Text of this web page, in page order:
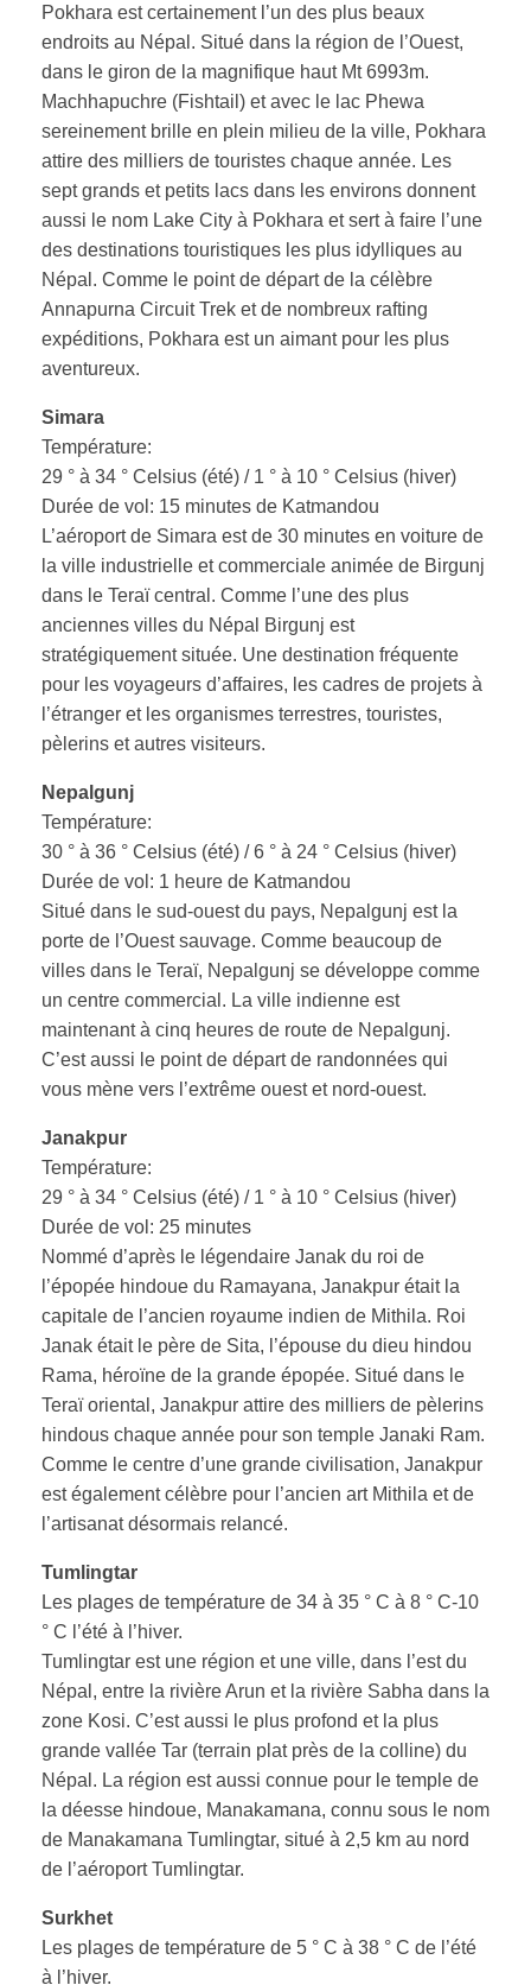
Pokhara est certainement l’un des plus beaux
endroits au Népal. Situé dans la région de l’Ouest,
dans le giron de la magnifique haut Mt 6993m.
Machhapuchre (Fishtail) et avec le lac Phewa
sereinement brille en plein milieu de la ville, Pokhara
attire des milliers de touristes chaque année. Les
sept grands et petits lacs dans les environs donnent
aussi le nom Lake City à Pokhara et sert à faire l’une
des destinations touristiques les plus idylliques au
Népal. Comme le point de départ de la célèbre
Annapurna Circuit Trek et de nombreux rafting
expéditions, Pokhara est un aimant pour les plus
aventureux.
Simara
Température:
29 ° à 34 ° Celsius (été) / 1 ° à 10 ° Celsius (hiver)
Durée de vol: 15 minutes de Katmandou
L’aéroport de Simara est de 30 minutes en voiture de
la ville industrielle et commerciale animée de Birgunj
dans le Teraï central. Comme l’une des plus
anciennes villes du Népal Birgunj est
stratégiquement située. Une destination fréquente
pour les voyageurs d’affaires, les cadres de projets à
l’étranger et les organismes terrestres, touristes,
pèlerins et autres visiteurs.
Nepalgunj
Température:
30 ° à 36 ° Celsius (été) / 6 ° à 24 ° Celsius (hiver)
Durée de vol: 1 heure de Katmandou
Situé dans le sud-ouest du pays, Nepalgunj est la
porte de l’Ouest sauvage. Comme beaucoup de
villes dans le Teraï, Nepalgunj se développe comme
un centre commercial. La ville indienne est
maintenant à cinq heures de route de Nepalgunj.
C’est aussi le point de départ de randonnées qui
vous mène vers l’extrême ouest et nord-ouest.
Janakpur
Température:
29 ° à 34 ° Celsius (été) / 1 ° à 10 ° Celsius (hiver)
Durée de vol: 25 minutes
Nommé d’après le légendaire Janak du roi de
l’épopée hindoue du Ramayana, Janakpur était la
capitale de l’ancien royaume indien de Mithila. Roi
Janak était le père de Sita, l’épouse du dieu hindou
Rama, héroïne de la grande épopée. Situé dans le
Teraï oriental, Janakpur attire des milliers de pèlerins
hindous chaque année pour son temple Janaki Ram.
Comme le centre d’une grande civilisation, Janakpur
est également célèbre pour l’ancien art Mithila et de
l’artisanat désormais relancé.
Tumlingtar
Les plages de température de 34 à 35 ° C à 8 ° C-10
° C l’été à l’hiver.
Tumlingtar est une région et une ville, dans l’est du
Népal, entre la rivière Arun et la rivière Sabha dans la
zone Kosi. C’est aussi le plus profond et la plus
grande vallée Tar (terrain plat près de la colline) du
Népal. La région est aussi connue pour le temple de
la déesse hindoue, Manakamana, connu sous le nom
de Manakamana Tumlingtar, situé à 2,5 km au nord
de l’aéroport Tumlingtar.
Surkhet
Les plages de température de 5 ° C à 38 ° C de l’été
à l’hiver.